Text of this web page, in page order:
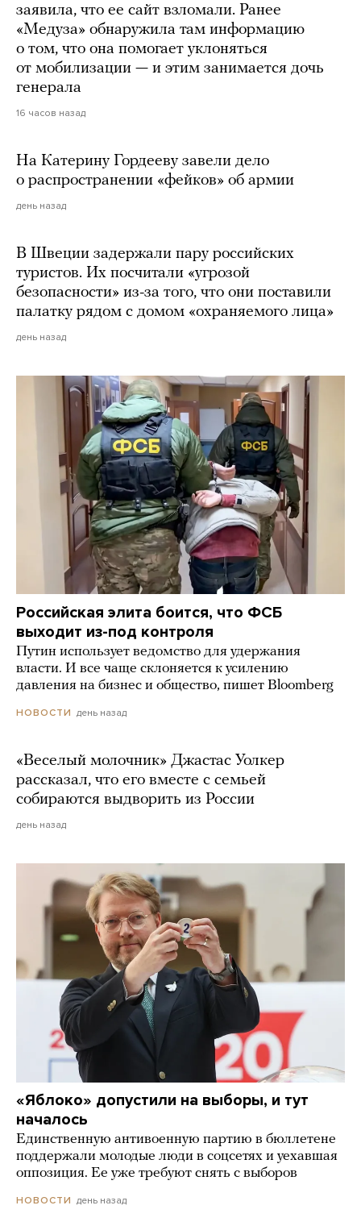
заявила, что ее сайт взломали. Ранее
«Медуза» обнаружила там информацию
о том, что она помогает уклоняться
от мобилизации — и этим занимается дочь
генерала
16 часов назад
На Катерину Гордееву завели дело
о распространении «фейков» об армии
день назад
В Швеции задержали пару российских
туристов. Их посчитали «угрозой
безопасности» из-за того, что они поставили
палатку рядом с домом «охраняемого лица»
день назад
Российская элита боится, что ФСБ
выходит из-под контроля
Путин использует ведомство для удержания
власти. И все чаще склоняется к усилению
давления на бизнес и общество, пишет Bloomberg
НОВОСТИ день назад
«Веселый молочник» Джастас Уолкер
рассказал, что его вместе с семьей
собираются выдворить из России
день назад
«Яблоко» допустили на выборы, и тут
началось
Единственную антивоенную партию в бюллетене
поддержали молодые люди в соцсетях и уехавшая
оппозиция. Ее уже требуют снять с выборов
НОВОСТИ день назад